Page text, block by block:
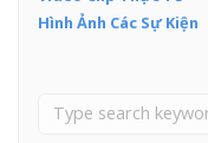
Hình Ảnh Các Sự Kiện